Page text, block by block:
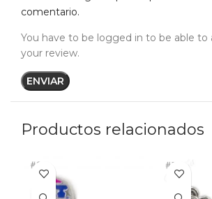
comentario.
You have to be logged in to be able to
your review.
Productos relacionados